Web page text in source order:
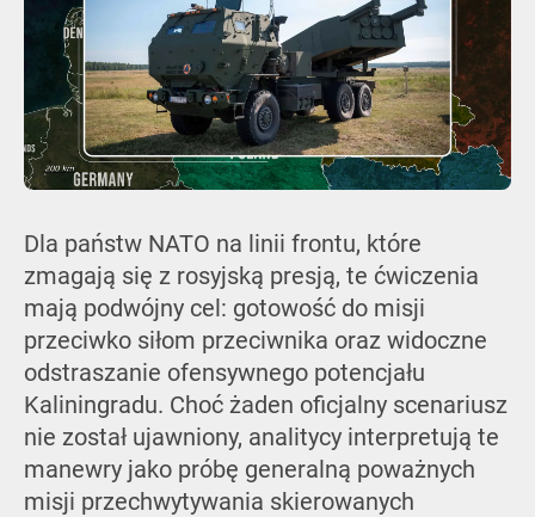
Dla państw NATO na linii frontu, które
zmagają się z rosyjską presją, te ćwiczenia
mają podwójny cel: gotowość do misji
przeciwko siłom przeciwnika oraz widoczne
odstraszanie ofensywnego potencjału
Kaliningradu. Choć żaden oficjalny scenariusz
nie został ujawniony, analitycy interpretują te
manewry jako próbę generalną poważnych
misji przechwytywania skierowanych